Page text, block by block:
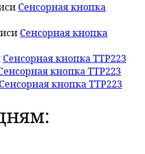
Сенсорная кнопка
Сенсорная кнопка
Сенсорная кнопка TTP223
кнопка TTP223
Сенсорная кнопка TTP223